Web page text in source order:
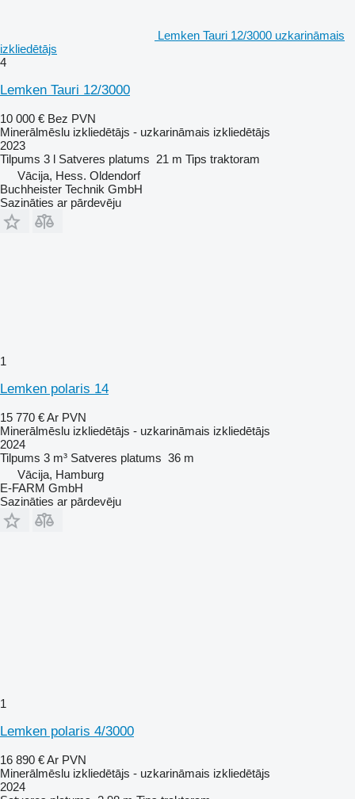
Lemken Tauri 12/3000 uzkarināmais
izkliedētājs
4
Lemken Tauri 12/3000
10 000 € Bez PVN
Minerālmēslu izkliedētājs - uzkarināmais izkliedētājs
2023
Tilpums 3 l Satveres platums 21 m Tips traktoram
Vācija, Hess. Oldendorf
Buchheister Technik GmbH
Sazināties ar pārdevēju
1
Lemken polaris 14
15 770 €Ar PVN
Minerālmēslu izkliedētājs - uzkarināmais izkliedētājs
2024
Tilpums 3 m³ Satveres platums 36 m
Vācija, Hamburg
E-FARM GmbH
Sazināties ar pārdevēju
1
Lemken polaris 4/3000
16 890 €Ar PVN
Minerālmēslu izkliedētājs - uzkarināmais izkliedētājs
2024